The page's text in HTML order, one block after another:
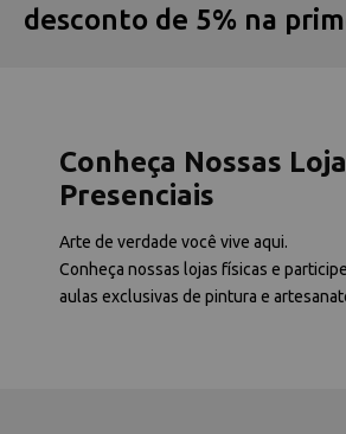
desconto de 5% na
Conheça Nossas
Presenciais
Arte de verdade você vive aqui.
Conheça nossas lojas físicas e
aulas exclusivas de pintura e